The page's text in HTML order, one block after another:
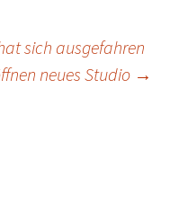
sich ausgefahren
neues Studio →